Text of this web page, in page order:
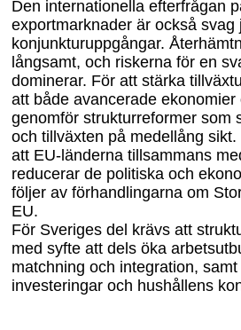
Den internationella efterfrågan
exportmarknader är också
konjunkturuppgångar.
långsamt, och riskerna för en
dominerar. För att stärka
att både avancerade
genomför strukturreformer som
och tillväxten på medellång
att EU-länderna tillsammans
reducerar de politiska och
följer av förhandlingarna om
EU.
För Sveriges del krävs att
med syfte att dels öka
matchning och integration,
investeringar och hushållens